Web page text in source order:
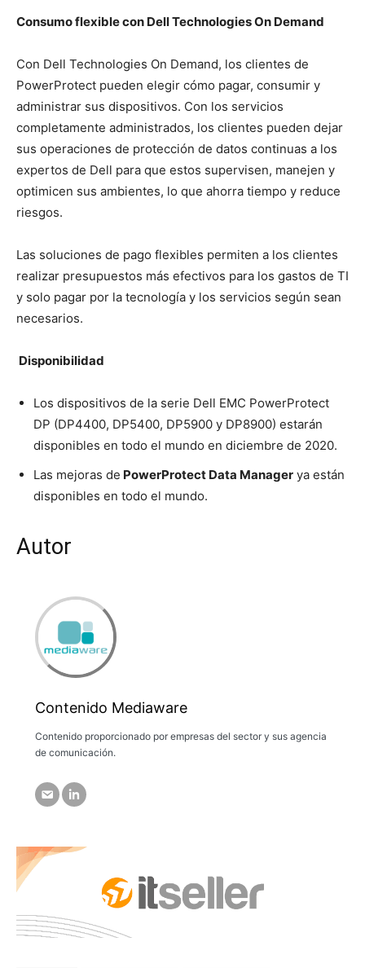
Consumo flexible con Dell Technologies On Demand
Con Dell Technologies On Demand, los clientes de
PowerProtect pueden elegir cómo pagar, consumir y
administrar sus dispositivos. Con los servicios
completamente administrados, los clientes pueden dejar
sus operaciones de protección de datos continuas a los
expertos de Dell para que estos supervisen, manejen y
optimicen sus ambientes, lo que ahorra tiempo y reduce
riesgos.
Las soluciones de pago flexibles permiten a los clientes
realizar presupuestos más efectivos para los gastos de TI
y solo pagar por la tecnología y los servicios según sean
necesarios.
Disponibilidad
Los dispositivos de la serie Dell EMC PowerProtect
DP (DP4400, DP5400, DP5900 y DP8900) estarán
disponibles en todo el mundo en diciembre de 2020.
Las mejoras de PowerProtect Data Manager ya están
disponibles en todo el mundo.
Autor
Contenido Mediaware
Contenido proporcionado por empresas del sector y sus agencia
de comunicación.